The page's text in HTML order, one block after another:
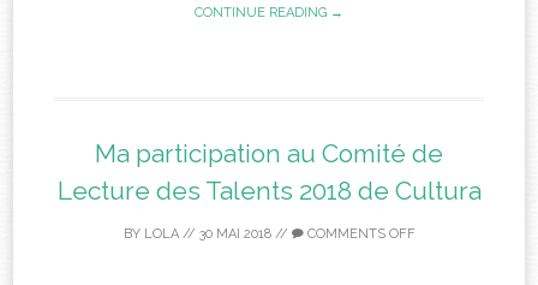
CONTINUE READING →
Ma participation au Comité de
Lecture des Talents 2018 de Cultura
BY LOLA// 30 MAI 2018// COMMENTS OFF